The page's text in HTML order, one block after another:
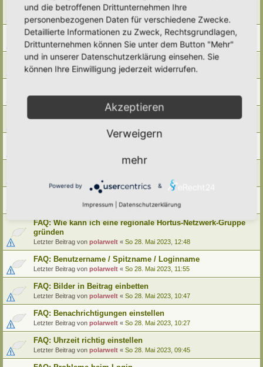
FAQ: Zum letzten Beitrag springen
Letzter Beitrag von Polarwelt« Mi 21. Jun 2023, 12:36
FAQ: Urheberrecht
Letzter Beitrag vonPolarwelt«Mo 5. Jun 2023, 10:38
FAQ: Karte nach Regionen / Anzeige filtern
Letzter Beitrag vonpolarwelt «Do 1. Jun 2023, 11:05
Letzter Beitrag vonpolarwelt«Do 1. Jun 2023, 10:16
FAQ: Wie kann ich meinen alten Hortus umziehen
FAQ: Wie kann ich meine alte Lebensinsel umziehen
Mo 29. Mai 2023, 10:33
FAQ: Profil ändern / Hortus-Namen hinterlegen
Letzter Beitrag vonpolarwelt «Mo 29. Mai 2023, 08:03
FAQ: Wie kann ich eine regionale Hortus-Netzwerk-Gruppe
gründen
Letzter Beitrag von polarwelt « So 28. Mai 2023, 12:48
FAQ: Benutzername / Spitzname / Loginname
Letzter Beitrag von polarwelt « So 28. Mai 2023, 11:55
FAQ: Bilder in Beitrag einbetten
Letzter Beitrag von polarwelt « So 28. Mai 2023, 10:47
FAQ: Benachrichtigungen einstellen
Letzter Beitrag von polarwelt « So 28. Mai 2023, 10:27
FAQ: Uhrzeit richtig einstellen
Letzter Beitrag von polarwelt « So 28. Mai 2023, 09:45
und die betroffenen Drittunternehmen Ihre
personenbezogenen Daten für verschiedene Zwecke.
Detaillierte Informationen zu Zweck, Rechtsgrundlagen,
Drittunternehmen können Sie unter dem Button "Mehr"
und in unserer Datenschutzerklärung einsehen. Sie
können Ihre Einwilligung jederzeit widerrufen.
Akzeptieren
Verweigern
mehr
Powered by &
Impressum Datenschutzerklärung